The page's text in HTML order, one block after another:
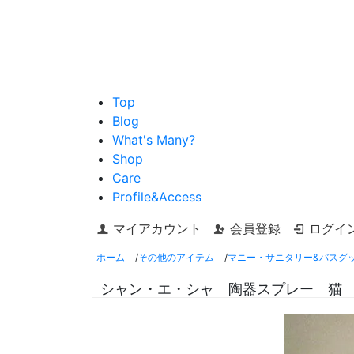
Top
Blog
What's Many?
Shop
Care
Profile&Access
マイアカウント
会員登録 ログイ
ホーム /その他のアイテム /マニー・サニタリー&バスグ
シャン・エ・シャ 陶器スプレー 猫